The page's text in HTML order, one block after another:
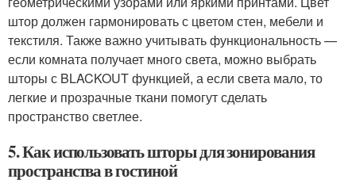
штор должен гармонировать с цветом стен, мебели и
текстиля. Также важно учитывать функциональность —
если комната получает много света, можно выбрать
шторы с BLACKOUT функцией, а если света мало, то
легкие и прозрачные ткани помогут сделать
пространство светлее.
5. Как использовать шторы для зонирования
пространства в гостиной